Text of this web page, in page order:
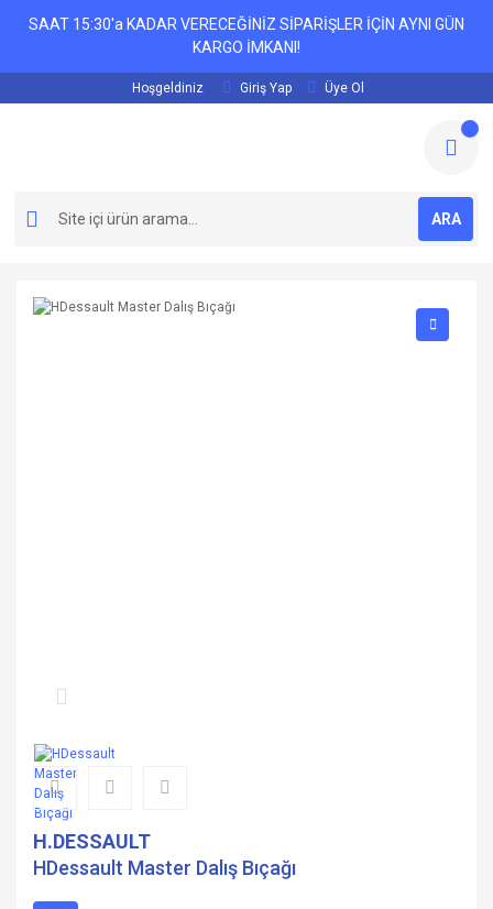
SAAT 15:30'a KADAR VERECEĞİNİZ SİPARİŞLER İÇİN AYNI GÜN
KARGO İMKANI!
Hoşgeldiniz Giriş Yap Üye Ol
ARA
H.DESSAULT
HDessault Master Dalış Bıçağı